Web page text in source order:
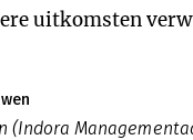
uitkomsten
(Indora